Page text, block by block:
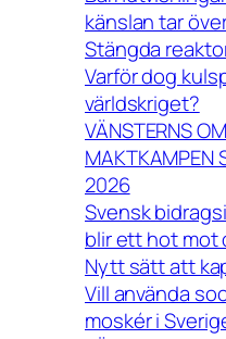
känslan tar
Stängda
Varför dog
världskriget?
VÄNSTERNS
MAKTKAMPEN
2026
Svensk
blir ett hot mot
Nytt sätt att
Vill använda
moskér i